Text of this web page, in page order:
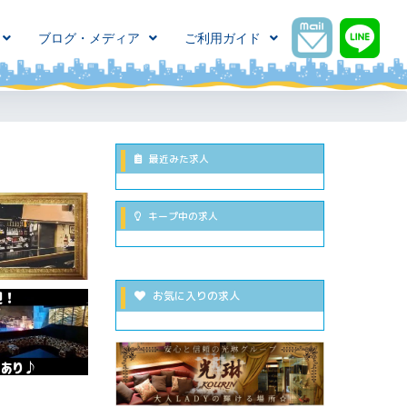
ブログ・メディア ご利用ガイド
最近みた求人
キープ中の求人
お気に入りの求人